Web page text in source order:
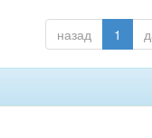
назад 1